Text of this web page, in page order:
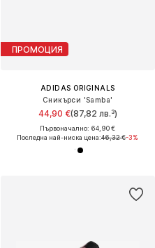
ПРОМОЦИЯ
ADIDAS ORIGINALS
Сникърси 'Samba'
44,90 €(87,82 лв.³)
Първоначално: 64,90 €
Последна най-ниска цена:46,32 €-3%